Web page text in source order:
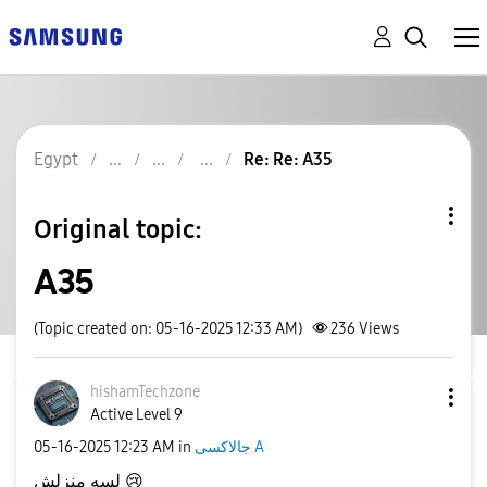
Egypt Re: Re: A35
Original topic:
A35
(Topic created on: 05-16-2025 12:33 AM) 236 Views
hishamTechzone
Active Level 9
‎05-16-202512:23 AM in جالاكسى A
😢